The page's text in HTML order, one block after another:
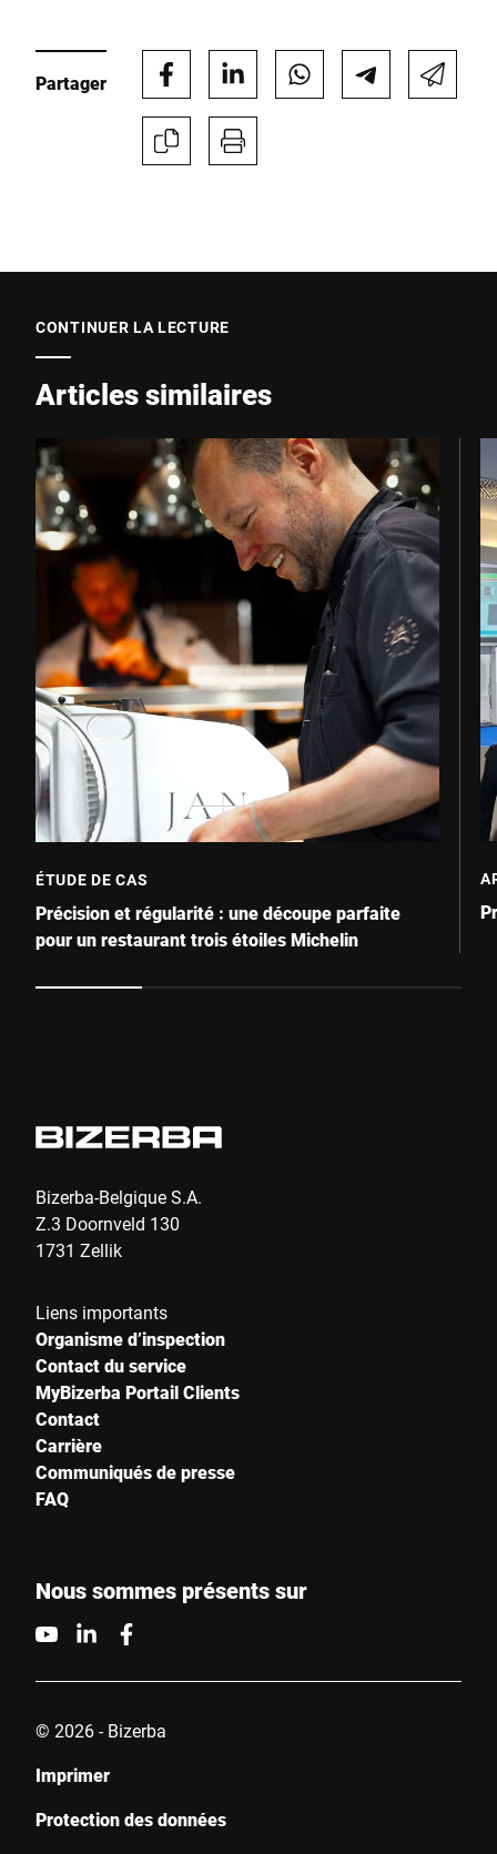
Partager
CONTINUER LA LECTURE
Articles similaires
ÉTUDE DE CAS
Précision et régularité : une découpe parfaite
pour un restaurant trois étoiles Michelin
Bizerba-Belgique S.A.
Z.3 Doornveld 130
1731 Zellik
Liens importants
Organisme d’inspection
Contact du service
MyBizerba Portail Clients
Contact
Carrière
Communiqués de presse
FAQ
Nous sommes présents sur
© 2026 - Bizerba
Imprimer
Protection des données